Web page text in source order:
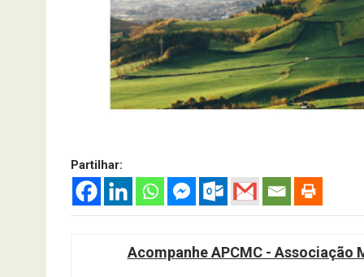
Partilhar:
Acompanhe APCMC -